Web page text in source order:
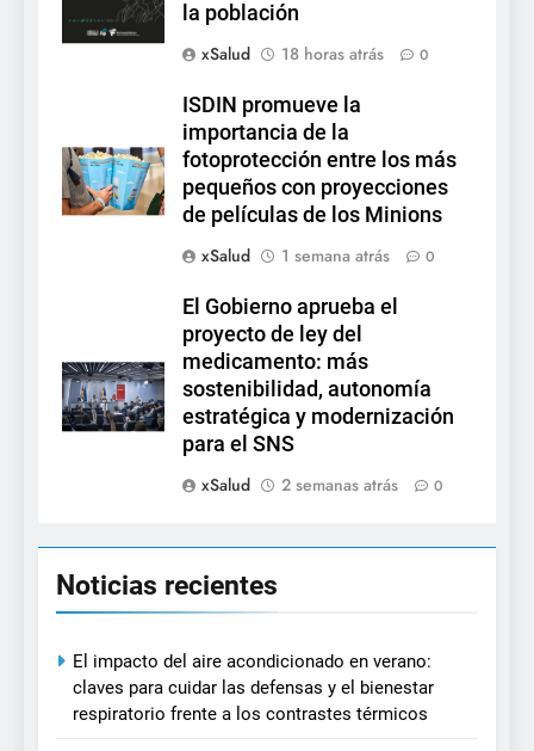
la población
xSalud
18 horas atrás 0
ISDIN promueve la
importancia de la
fotoprotección entre los más
pequeños con proyecciones
de películas de los Minions
xSalud
1 semana atrás 0
El Gobierno aprueba el
proyecto de ley del
medicamento: más
sostenibilidad, autonomía
estratégica y modernización
para el SNS
xSalud
2 semanas atrás 0
Noticias recientes
El impacto del aire acondicionado en verano:
claves para cuidar las defensas y el bienestar
respiratorio frente a los contrastes térmicos